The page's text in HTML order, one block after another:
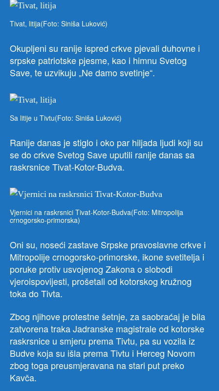
Tivat, litija(Foto: Siniša Luković)
Okupljeni su ranije ispred crkve pjevali duhovne i
srpske patriotske pjesme, kao i himnu Svetog
Save, te uzvikuju „Ne damo svetinje“.
Sa litije u Tivtu(Foto: Siniša Luković)
Ranije danas je stiglo i oko par hiljada ljudi koji su
se do crkve Svetog Save uputili ranije danas sa
raskrsnice Tivat-Kotor-Budva.
Vjernici na raskrsnici Tivat-Kotor-Budva(Foto: Mitropolija
crnogorsko-primorska)
Oni su, noseći zastave Srpske pravoslavne crkve i
Mitropolije crnogorsko-primorske, ikone svetitelja i
poruke protiv usvojenog Zakona o slobodi
vjeroispovijesti, prošetali od kotorskog kružnog
toka do Tivta.
Zbog njihove protestne šetnje, za saobraćaj je bila
zatvorena traka Jadranske magistrale od kotorske
raskrsnice u smjeru prema Tivtu, pa su vozila iz
Budve koja su išla prema Tivtu i Herceg Novom
zbog toga preusmjeravana na stari put preko
Kavča.